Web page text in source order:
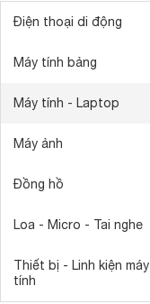
Điện thoại di động
Máy tính bảng
Máy tính - Laptop
Máy ảnh
Đồng hồ
Loa - Micro - Tai nghe
Thiết bị - Linh kiện máy
tính